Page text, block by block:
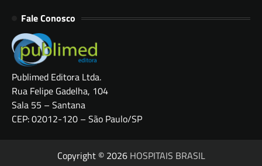
Fale Conosco
Publimed Editora Ltda.
Rua Felipe Gadelha, 104
Sala 55 – Santana
CEP: 02012-120 – São Paulo/SP
Copyright © 2026 HOSPITAIS BRASIL